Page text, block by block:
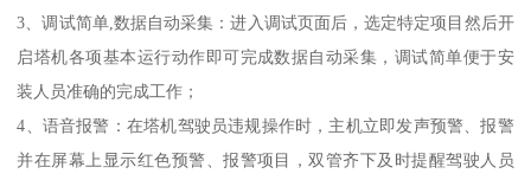
3、调试简单,数据自动采集：进入调试页面后，选定特定项目然后开
启塔机各项基本运行动作即可完成数据自动采集，调试简单便于安
装人员准确的完成工作；
4、语音报警：在塔机驾驶员违规操作时，主机立即发声预警、报警
并在屏幕上显示红色预警、报警项目，双管齐下及时提醒驾驶人员